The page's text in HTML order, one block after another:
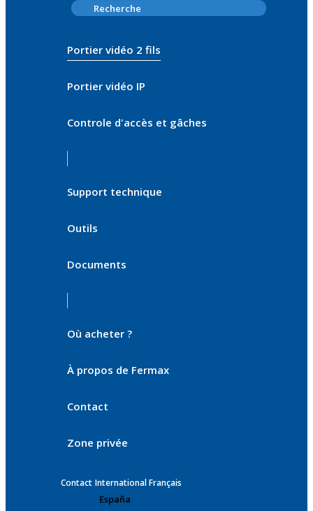
Portier vidéo 2 fils
Portier vidéo IP
Controle d'accès et gâches
Support technique
Outils
Documents
Où acheter ?
À propos de Fermax
Contact
Zone privée
Contact International Français
España